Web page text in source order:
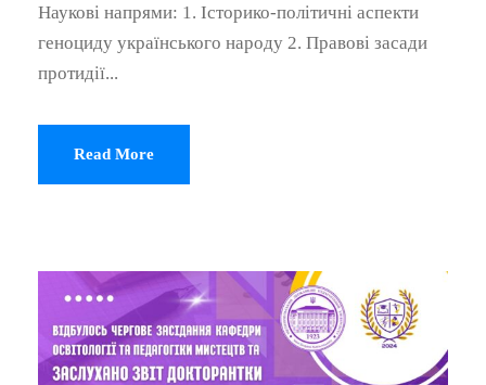
Наукові напрями: 1. Історико-політичні аспекти
геноциду українського народу 2. Правові засади
протидії...
Read More